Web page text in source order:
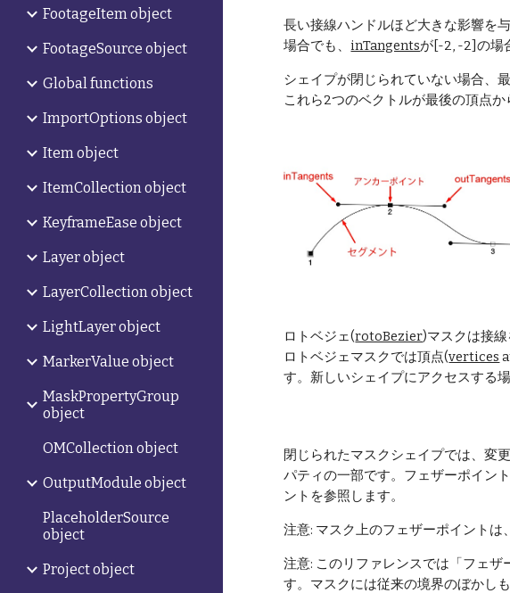
FootageItem object
FootageSource object
Global functions
ImportOptions object
Item object
ItemCollection object
KeyframeEase object
Layer object
LayerCollection object
LightLayer object
MarkerValue object
MaskPropertyGroup
object
OMCollection object
OutputModule object
PlaceholderSource
object
Project object
長い接線ハンドルほど大きな影響を
場合でも、 inTangentsが[-2, -2]の場
シェイプが閉じられていない場合、
これら2つのベクトルが最後の頂点
ロトベジェ(rotoBezier)マスクは接
ロトベジェマスクでは頂点(vertices
す。新しいシェイプにアクセスする
閉じられたマスクシェイプでは、変
パティの一部です。フェザーポイン
ントを参照します。
注意: マスク上のフェザーポイントは
注意: このリファレンスでは「フェ
す。マスクには従来の境界のぼかし